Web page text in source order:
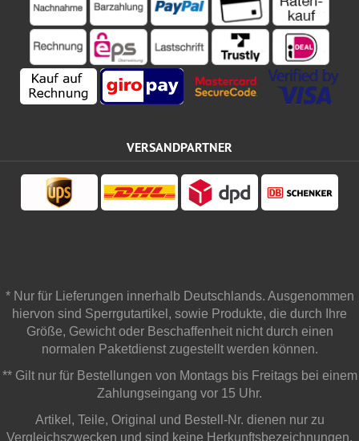
VERSANDPARTNER
* Nur für Lieferungen innerhalb Deutschlands. Ausgenommen
hiervon sind Sperrgutartikel, sowie Produkte, die durch Ihre
Größe, Gewicht oder Beschaffenheit nicht durch einen
normalen Paketdienst zugestellt werden können.
** Gilt nur für Bestellungen von Montags bis Freitags bei einem
Zahlungseingang vor 15 Uhr.
Artikel, Teile, Original und Bestell-Nr. dienen nur zu
Vergleichszwecken und sind keine Herkunftsbezeichnungen.